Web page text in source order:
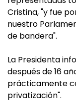
Cristina, "y fue
nuestro
de bandera".
La Presidenta
después de 16
prácticamente
privatización".